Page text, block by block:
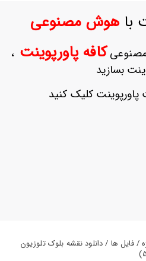
باهوش مصنوعی
کافه پاورپوینت ،
بسازید
کلیک کنید
فایل ها / دانلود نقشه بلوک تلوزیون